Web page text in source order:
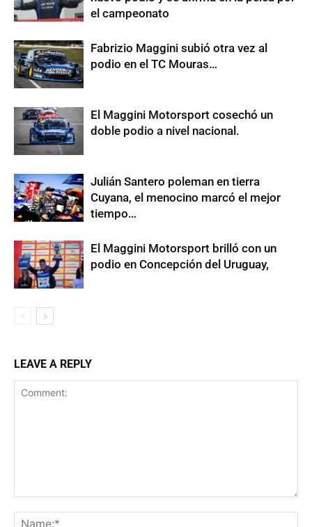
el campeonato
Fabrizio Maggini subió otra vez al
podio en el TC Mouras…
El Maggini Motorsport cosechó un
doble podio a nivel nacional.
Julián Santero poleman en tierra
Cuyana, el menocino marcó el mejor
tiempo…
El Maggini Motorsport brilló con un
podio en Concepción del Uruguay,
LEAVE A REPLY